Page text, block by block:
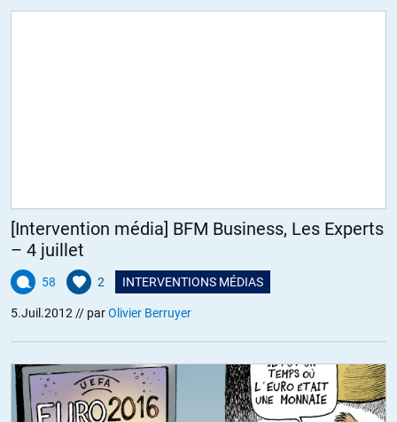
[Intervention média] BFM Business, Les Experts
– 4 juillet
58 2 INTERVENTIONS MÉDIAS
5.Juil.2012 // parOlivier Berruyer